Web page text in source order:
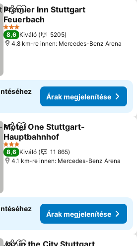
Megosztás
Hozzáadás a kedvencekhez
Premier Inn Stuttgart
Feuerbach
Árak megjelenítése
3 Kategória
8,6 Kiváló
5205
4.8 km-re innen: Mercedes-Benz Arena
Árak megjelenítése
Megosztás
Hozzáadás a kedvencekhez
Motel One Stuttgart-
Hauptbahnhof
Árak megjelenítése
3 Kategória
8,6 Kiváló
11 865
4.1 km-re innen: Mercedes-Benz Arena
Árak megjelenítése
Jaz in the City Stuttgart